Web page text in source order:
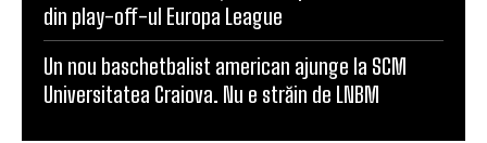
Universitatea Craiova. Nu e străin de LNBM